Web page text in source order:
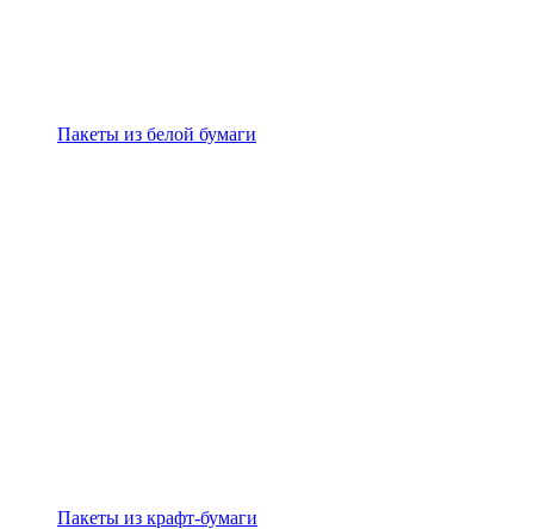
Пакеты из белой бумаги
Пакеты из крафт-бумаги